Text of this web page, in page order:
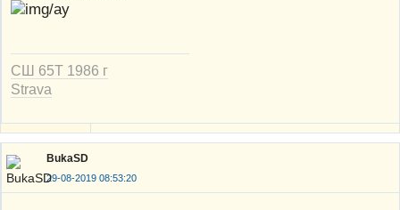
СШ 65Т 1986 г
Strava
BukaSD
29-08-2019 08:53:20